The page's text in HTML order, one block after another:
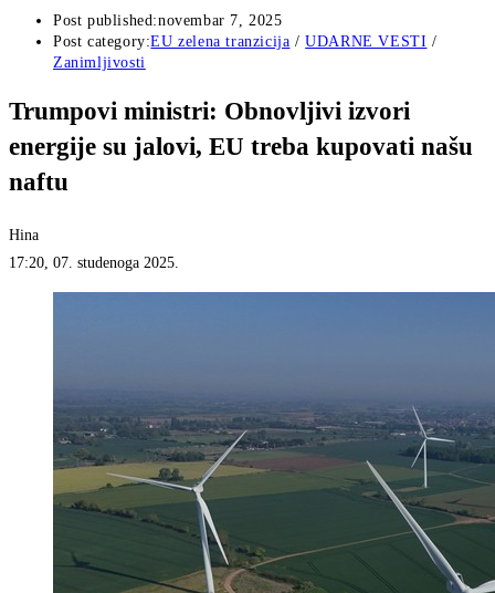
Post published:novembar 7, 2025
Post category:EU zelena tranzicija / UDARNE VESTI /
Zanimljivosti
Trumpovi ministri: Obnovljivi izvori
energije su jalovi, EU treba kupovati našu
naftu
Hina
17:20, 07. studenoga 2025.